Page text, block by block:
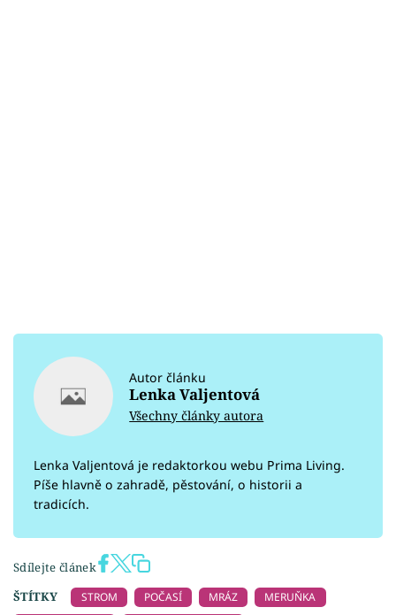
Autor článku
Lenka Valjentová
Všechny články autora
Lenka Valjentová je redaktorkou webu Prima Living.
Píše hlavně o zahradě, pěstování, o historii a
tradicích.
Sdílejte článek
ŠTÍTKY
STROM POČASÍ MRÁZ
MERUŇKA